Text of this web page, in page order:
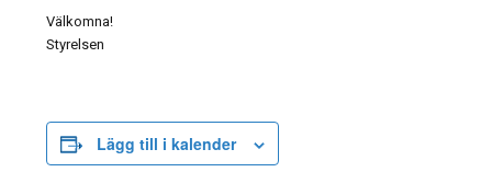
Välkomna!
Styrelsen
Lägg till i kalender